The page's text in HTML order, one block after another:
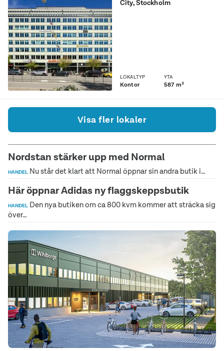
City, Stockholm
kollegor att nå oss från när
LOKALTYP
Kontor
YTA
587 m²
Visa fler lokaler
Nordstan stärker upp med Normal
HANDEL Nu står det klart att Normal öppnar sin andra butik i…
Här öppnar Adidas ny flaggskeppsbutik
HANDEL Den nya butiken om ca 800 kvm kommer att sträcka sig
över…